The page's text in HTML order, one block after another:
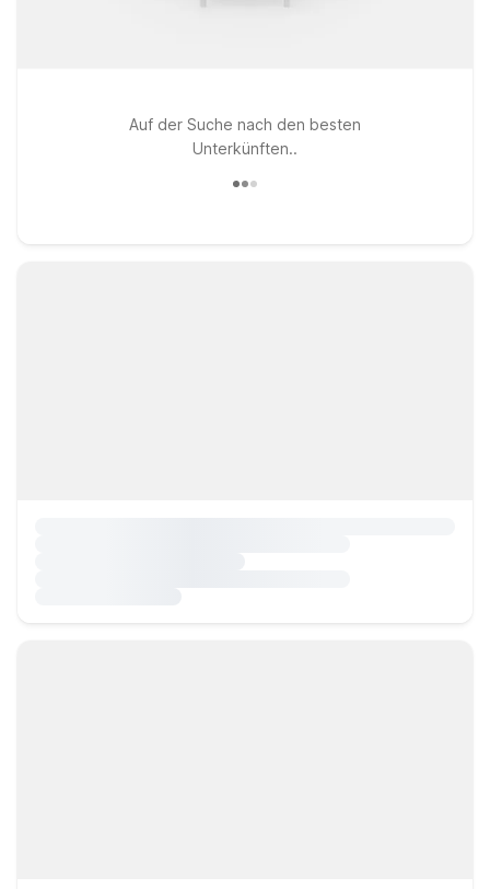
Auf der Suche nach den besten
Unterkünften..